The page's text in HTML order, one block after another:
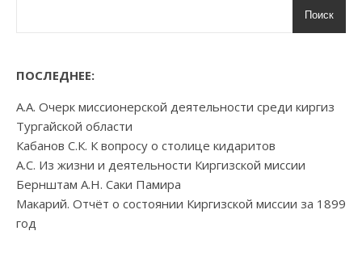
Поиск
ПОСЛЕДНЕЕ:
А.А. Очерк миссионерской деятельности среди киргиз
Тургайской области
Кабанов С.К. К вопросу о столице кидаритов
А.С. Из жизни и деятельности Киргизской миссии
Бернштам А.Н. Саки Памира
Макарий. Отчёт о состоянии Киргизской миссии за 1899
год